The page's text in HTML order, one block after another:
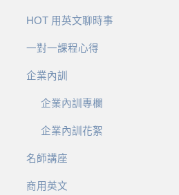
HOT 用英文聊時事
一對一課程心得
企業內訓
企業內訓專欄
企業內訓花絮
名師講座
商用英文